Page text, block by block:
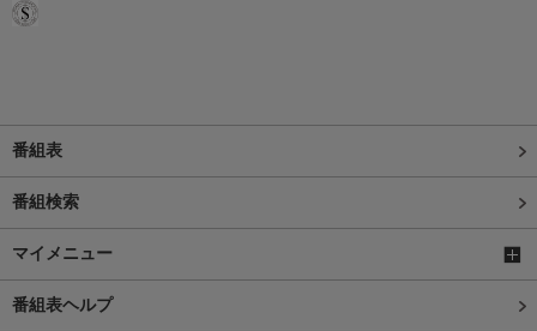
番組表
番組検索
マイメニュー
番組表ヘルプ